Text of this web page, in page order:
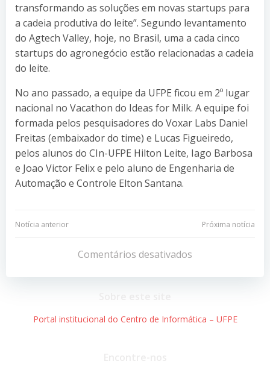
transformando as soluções em novas startups para
a cadeia produtiva do leite”. Segundo levantamento
do Agtech Valley, hoje, no Brasil, uma a cada cinco
startups do agronegócio estão relacionadas a cadeia
do leite.
No ano passado, a equipe da UFPE ficou em 2º lugar
nacional no Vacathon do Ideas for Milk. A equipe foi
formada pelos pesquisadores do Voxar Labs Daniel
Freitas (embaixador do time) e Lucas Figueiredo,
pelos alunos do CIn-UFPE Hilton Leite, Iago Barbosa
e Joao Victor Felix e pelo aluno de Engenharia de
Automação e Controle Elton Santana.
Navegação
Post
Notícia anterior
Navegação
de
Post
Próxima notícia
Comentários desativados
Portal institucional do Centro de Informática – UFPE